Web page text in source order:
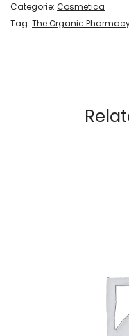
Categorie: Cosmetica
Tag: The Organic